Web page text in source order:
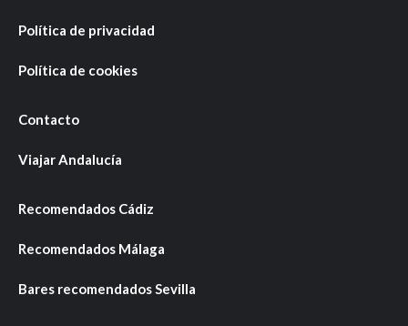
Política de privacidad
Política de cookies
Contacto
Viajar Andalucía
Recomendados Cádiz
Recomendados Málaga
Bares recomendados Sevilla